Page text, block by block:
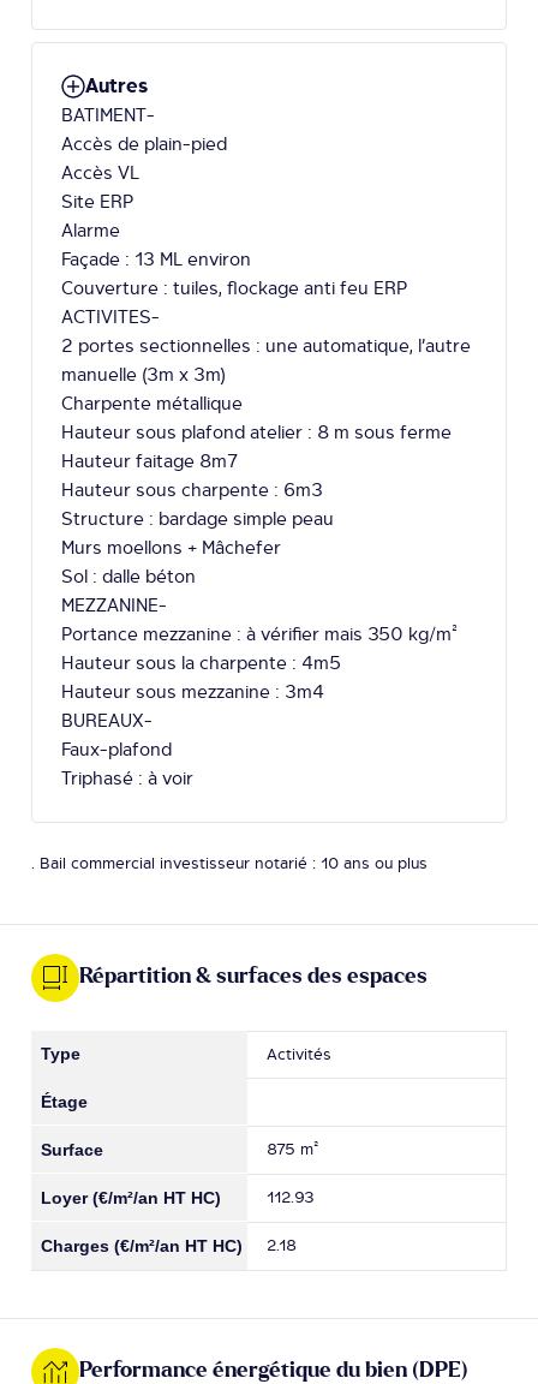
Autres
BATIMENT-
Accès de plain-pied
Accès VL
Site ERP
Alarme
Façade : 13 ML environ
Couverture : tuiles, flockage anti feu ERP
ACTIVITES-
2 portes sectionnelles : une automatique, l’autre
manuelle (3m x 3m)
Charpente métallique
Hauteur sous plafond atelier : 8 m sous ferme
Hauteur faitage 8m7
Hauteur sous charpente : 6m3
Structure : bardage simple peau
Murs moellons + Mâchefer
Sol : dalle béton
MEZZANINE-
Portance mezzanine : à vérifier mais 350 kg/m²
Hauteur sous la charpente : 4m5
Hauteur sous mezzanine : 3m4
BUREAUX-
Faux-plafond
Triphasé : à voir
. Bail commercial investisseur notarié : 10 ans ou plus
Répartition & surfaces des espaces
Activités
875 m²
112.93
2.18
Performance énergétique du bien (DPE)